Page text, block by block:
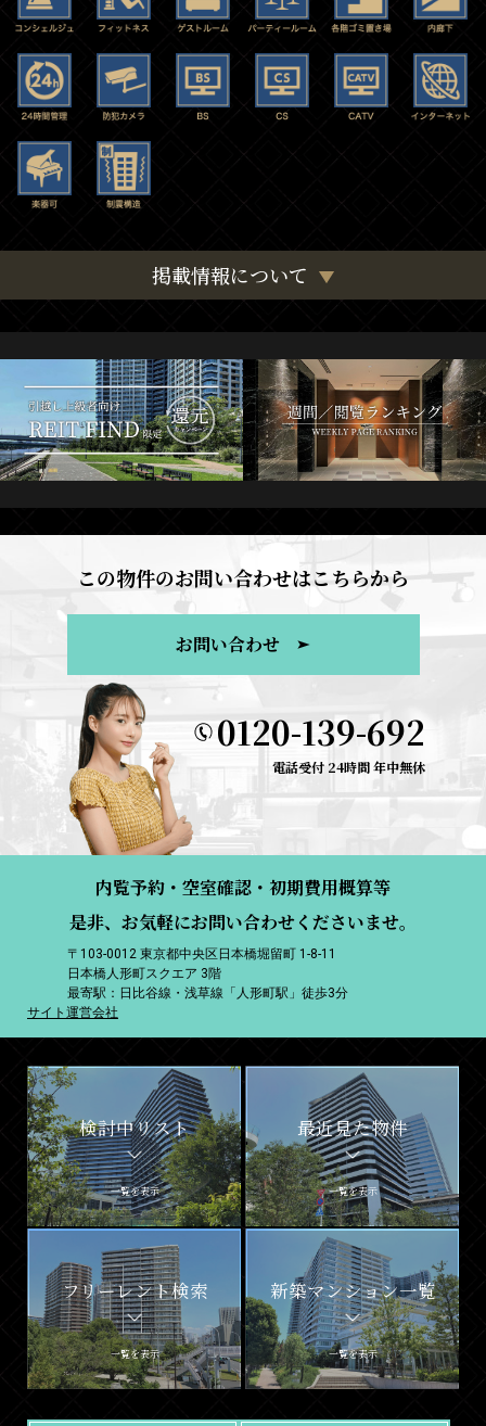
掲載情報について
この物件のお問い合わせはこちらから
お問い合わせ
0120-139-692
電話受付 24時間 年中無休
内覧予約・空室確認・初期費用概算等
是非、お気軽にお問い合わせくださいませ。
〒103-0012 東京都中央区日本橋堀留町 1-8-11
日本橋人形町スクエア 3階
最寄駅：日比谷線・浅草線「人形町駅」徒歩3分
サイト運営会社
検討中リスト
一覧を表示
最近見た物件
一覧を表示
フリーレント検索
一覧を表示
新築マンション一覧
一覧を表示